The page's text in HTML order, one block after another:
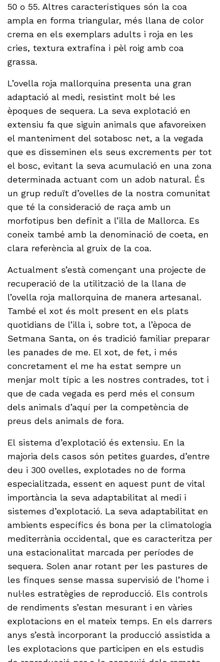
50 o 55. Altres característiques són la coa
ampla en forma triangular, més llana de color
crema en els exemplars adults i roja en les
cries, textura extrafina i pèl roig amb coa
grassa.
L’ovella roja mallorquina presenta una gran
adaptació al medi, resistint molt bé les
èpoques de sequera. La seva explotació en
extensiu fa que siguin animals que afavoreixen
el manteniment del sotabosc net, a la vegada
que es disseminen els seus excrements per tot
el bosc, evitant la seva acumulació en una zona
determinada actuant com un adob natural. És
un grup reduït d’ovelles de la nostra comunitat
que té la consideració de raça amb un
morfotipus ben definit a l’illa de Mallorca. Es
coneix també amb la denominació de coeta, en
clara referència al gruix de la coa.
Actualment s’està començant una projecte de
recuperació de la utilització de la llana de
l’ovella roja mallorquina de manera artesanal.
També el xot és molt present en els plats
quotidians de l’illa i, sobre tot, a l’època de
Setmana Santa, on és tradició familiar preparar
les panades de me. El xot, de fet, i més
concretament el me ha estat sempre un
menjar molt típic a les nostres contrades, tot i
que de cada vegada es perd més el consum
dels animals d’aquí per la competència de
preus dels animals de fora.
El sistema d’explotació és extensiu. En la
majoria dels casos són petites guardes, d’entre
deu i 300 ovelles, explotades no de forma
especialitzada, essent en aquest punt de vital
importància la seva adaptabilitat al medi i
sistemes d’explotació. La seva adaptabilitat en
ambients específics és bona per la climatologia
mediterrània occidental, que es caracteritza per
una estacionalitat marcada per períodes de
sequera. Solen anar rotant per les pastures de
les finques sense massa supervisió de l’home i
nul·les estratègies de reproducció. Els controls
de rendiments s’estan mesurant i en vàries
explotacions en el mateix temps. En els darrers
anys s’està incorporant la producció assistida a
les explotacions que participen en els estudis